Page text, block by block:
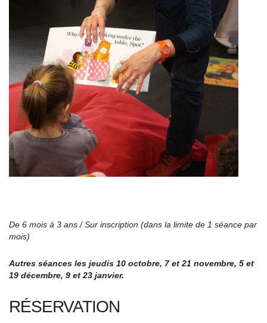
De 6 mois à 3 ans / Sur inscription (dans la limite de 1 séance par
mois)
Autres séances les jeudis 10 octobre, 7 et 21 novembre, 5 et
19 décembre, 9 et 23 janvier.
RÉSERVATION